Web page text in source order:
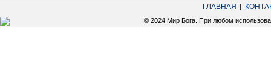
ГЛАВНАЯ
© 2024 Мир Бога. При любом